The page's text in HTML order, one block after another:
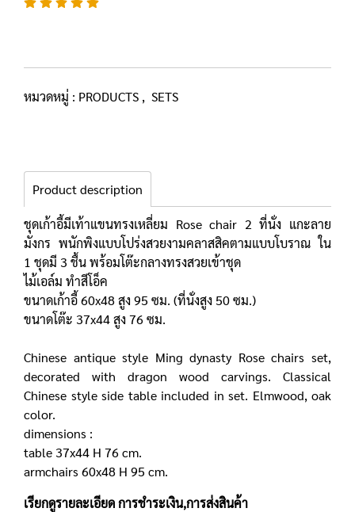
หมวดหมู่ : PRODUCTS , SETS
Product description
ชุดเก้าอี้มีเท้าแขนทรงเหลี่ยม Rose chair 2 ที่นั่ง แกะลาย
มังกร พนักพิงแบบโปร่งสวยงามคลาสสิคตามแบบโบราณ ใน
1 ชุดมี 3 ชื้น พร้อมโต๊ะกลางทรงสวยเข้าชุด
ไม้เอล์ม ทำสีโอ็ค
ขนาดเก้าอี้ 60x48 สูง 95 ซม. (ที่นั่งสูง 50 ซม.)
ขนาดโต๊ะ 37x44 สูง 76 ซม.
Chinese antique style Ming dynasty Rose chairs set,
decorated with dragon wood carvings. Classical
Chinese style side table included in set. Elmwood, oak
color.
dimensions :
table 37x44 H 76 cm.
armchairs 60x48 H 95 cm.
เรียกดูรายละเอียดการชำระเงิน,การส่งสินค้า